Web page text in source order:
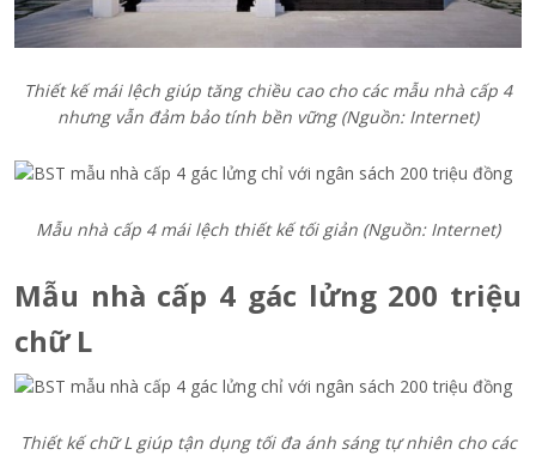
Thiết kế mái lệch giúp tăng chiều cao cho các mẫu nhà cấp 4
nhưng vẫn đảm bảo tính bền vững (Nguồn: Internet)
Mẫu nhà cấp 4 mái lệch thiết kế tối giản (Nguồn: Internet)
Mẫu nhà cấp 4 gác lửng 200 triệu
chữ L
Thiết kế chữ L giúp tận dụng tối đa ánh sáng tự nhiên cho các